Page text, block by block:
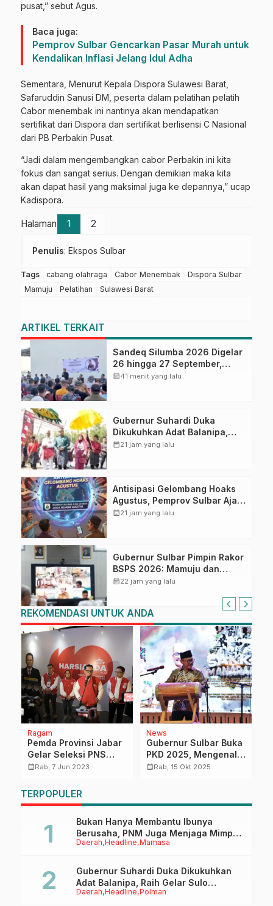
pusat,” sebut Agus.
Baca juga:
Pemprov Sulbar Gencarkan Pasar Murah untuk
Kendalikan Inflasi Jelang Idul Adha
Sementara, Menurut Kepala Dispora Sulawesi Barat,
Safaruddin Sanusi DM, peserta dalam pelatihan pelatih
Cabor menembak ini nantinya akan mendapatkan
sertifikat dari Dispora dan sertifikat berlisensi C Nasional
dari PB Perbakin Pusat.
“Jadi dalam mengembangkan cabor Perbakin ini kita
fokus dan sangat serius. Dengan demikian maka kita
akan dapat hasil yang maksimal juga ke depannya,” ucap
Kadispora.
Halaman 1 2
Penulis: Ekspos Sulbar
Tags cabang olahraga Cabor Menembak
Dispora Sulbar
Mamuju
Pelatihan Sulawesi Barat
ARTIKEL TERKAIT
Sandeq Silumba 2026 Digelar
26 hingga 27 September,
Rangkaian HUT Sulbar
calendar_month41 menit yang lalu
Gubernur Suhardi Duka
Dikukuhkan Adat Balanipa,
Raih Gelar Sulo Tappidena
calendar_month21 jam yang lalu
Antisipasi Gelombang Hoaks
Agustus, Pemprov Sulbar Ajak
Warga Jaga Ruang Digital
calendar_month21 jam yang lalu
Gubernur Sulbar Pimpin Rakor
BSPS 2026: Mamuju dan
Pasangkayu Masih Nol
calendar_month22 jam yang lalu
REKOMENDASI UNTUK ANDA
Ragam
Pemda Provinsi Jabar
Gelar Seleksi PNS
Berprestasi Inovatif,
Future Leader
calendar_monthRab, 7 Jun 2023
News
Gubernur Sulbar Buka
PKD 2025, Mengenal
Sakka Manarang di
calendar_monthRab, 15 Okt 2025
TERPOPULER
Daerah Headline Mamasa
Bukan Hanya Membantu Ibunya
Berusaha, PNM Juga Menjaga Mimpi
Anaknya Untuk Menggapai Cita-Cita
Daerah Headline Polman
Gubernur Suhardi Duka Dikukuhkan
Adat Balanipa, Raih Gelar Sulo
Tappidena